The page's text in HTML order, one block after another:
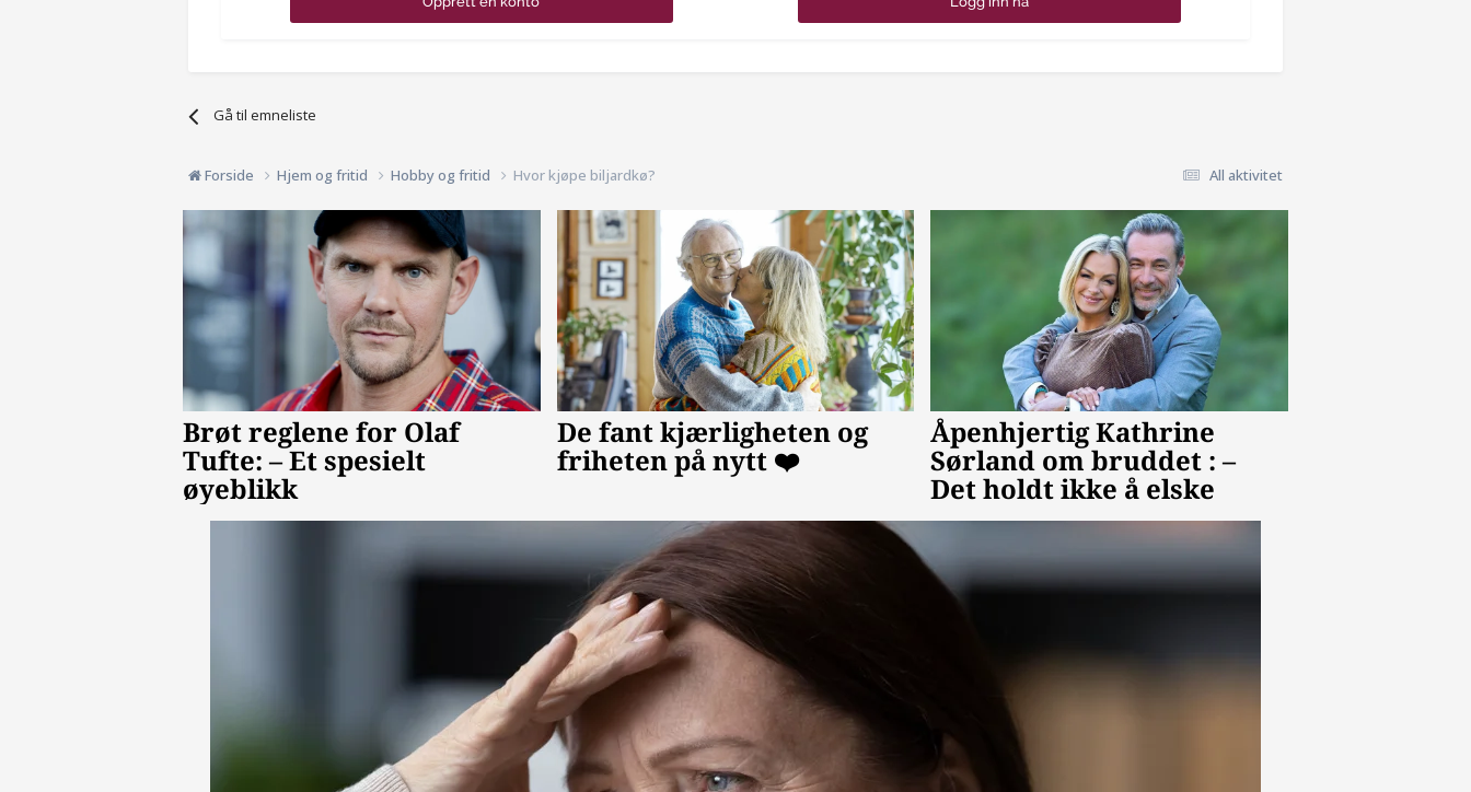
Gå til emneliste
All aktivitet
Forside Hjem og fritid Hobby og fritid Hvor kjøpe biljardkø?